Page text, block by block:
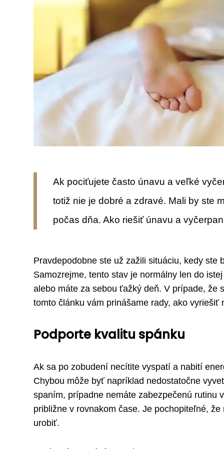
Ak pociťujete často únavu a veľké
totiž nie je dobré a zdravé. Mali by ste
počas dňa. Ako riešiť únavu a
Pravdepodobne ste už zažili situáciu, kedy
Samozrejme, tento stav je normálny len do
alebo máte za sebou ťažký deň. V prípade, že
tomto článku vám prinášame rady, ako
Podporte kvalitu spánku
Ak sa po zobudení necítite vyspatí a nabití
Chybou môže byť napríklad nedostatočne
spaním, prípadne nemáte zabezpečenú rutinu
približne v rovnakom čase. Je pochopiteľné,
urobiť.